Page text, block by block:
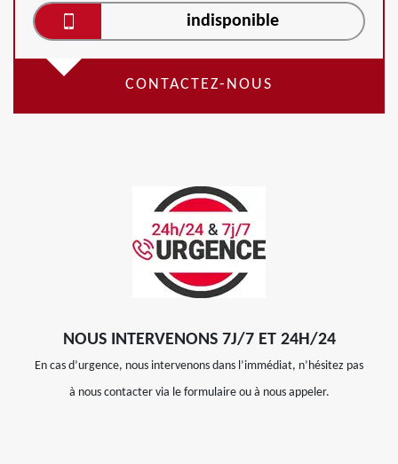
indisponible
CONTACTEZ-NOUS
NOUS INTERVENONS 7J/7 ET 24H/24
En cas d’urgence, nous intervenons dans l’immédiat, n’hésitez pas
à nous contacter via le formulaire ou à nous appeler.